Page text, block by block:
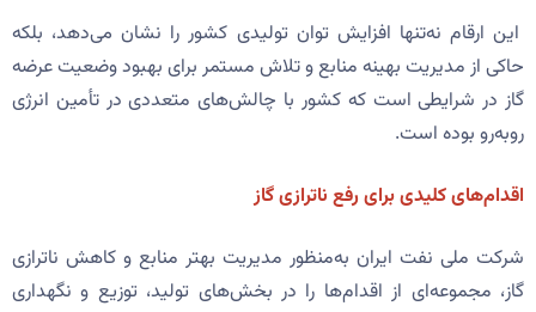
این ارقام نه‌تنها افزایش توان تولیدی کشور را نشان می‌دهد، بلکه
حاکی از مدیریت بهینه منابع و تلاش مستمر برای بهبود وضعیت عرضه
گاز در شرایطی است که کشور با چالش‌های متعددی در تأمین انرژی
روبه‌رو بوده است.
اقدام‌های کلیدی برای رفع ناترازی گاز
شرکت ملی نفت ایران به‌منظور مدیریت بهتر منابع و کاهش ناترازی
گاز، مجموعه‌ای از اقدام‌ها را در بخش‌های تولید، توزیع و نگهداری